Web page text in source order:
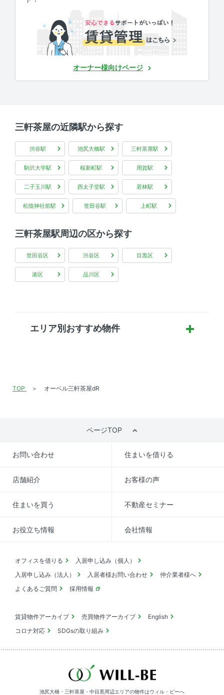
オーナー様向けページ
三軒茶屋の近隣駅から探す
渋谷駅 池尻大橋駅 三軒茶屋駅
駒沢大学駅 桜新町駅 用賀駅
二子玉川駅 西太子堂駅 若林駅
松陰神社前駅 世田谷駅 上町駅
三軒茶屋駅周辺の区から探す
世田谷区 渋谷区 目黒区
港区 品川区
エリア別おすすめ物件
TOP オーベル三軒茶屋dR
ページTOP
お問い合わせ 住まいを借りる
店舗紹介 お客様の声
住まいを買う 不動産セミナー
お役立ち情報 会社情報
オフィスを借りる
入居申し込み（個人）
入居申し込み（法人）
入居者様お問い合わせ
仲介業者様へ
よくあるご質問
採用情報
賃貸物件アーカイブ 売買物件アーカイブ
English
コロナ対応
SDGsの取り組み
池尻大橋・三軒茶屋・中目黒周辺エリアの物件はウィル・ビーへ